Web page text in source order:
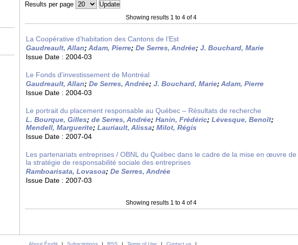
Results per page
Showing results 1 to 4 of 4
La Coopérative d’habitation des Cantons de l’Est
Gaudreault, Allan; Adam, Pierre; De Serres, Andrée; J. Bouchard, Marie
Issue Date : 2004-03
Le Fonds d'investissement de Montréal
Gaudreault, Allan; De Serres, Andrée; J. Bouchard, Marie; Adam, Pierre
Issue Date : 2004-03
Le portrait du placement responsable au Québec – Résultats de recherche
L. Bourque, Gilles; de Serres, Andrée; Hanin, Frédéric; Lévesque, Benoît;
Mendell, Marguerite; Lauriault, Alissa; Milot, Régis
Issue Date : 2007-04
Les partenariats entreprises / OBNL du Québec dans le cadre de la mise en œuvre de
la stratégie de responsabilité sociale des entreprises
Ramboarisata, Lovasoa; De Serres, Andrée
Issue Date : 2007-03
Showing results 1 to 4 of 4
About Érudit | Subscriptions | RSS | Terms of Use | Contact us |